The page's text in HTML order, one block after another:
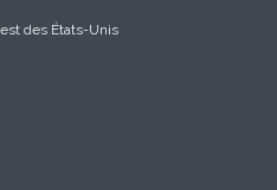
des États-Unis